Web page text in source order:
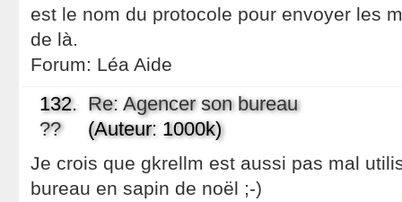
est le nom du protocole pour envoyer les
de là.
Forum: Léa Aide
132. Re: Agencer son bureau
??(Auteur: 1000k)
Je crois que gkrellm est aussi pas mal
bureau en sapin de noël ;-)